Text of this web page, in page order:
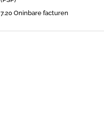
7.20 Oninbare facturen